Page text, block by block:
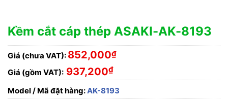
Kềm cắt cáp thép ASAKI-AK-8193
Giá (chưa VAT): 852,000₫
Giá (gồm VAT): 937,200₫
Model / Mã đặt hàng:AK-8193